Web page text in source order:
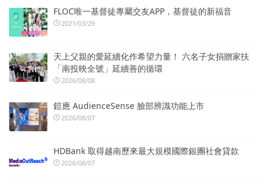
FLOC唯一基督徒專屬交友APP，基督徒的新福音
2021/03/29
天上父親的愛延續化作希望力量！ 六名子女捐贈家扶
「南投映全號」延續善的循環
2026/08/08
鎧應 AudienceSense 臉部辨識功能上市
2026/08/07
HDBank 取得越南歷來最大規模國際銀團社會貸款
2026/08/07